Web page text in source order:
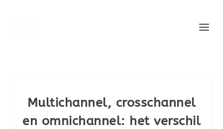
Multichannel, crosschannel
en omnichannel: het verschil